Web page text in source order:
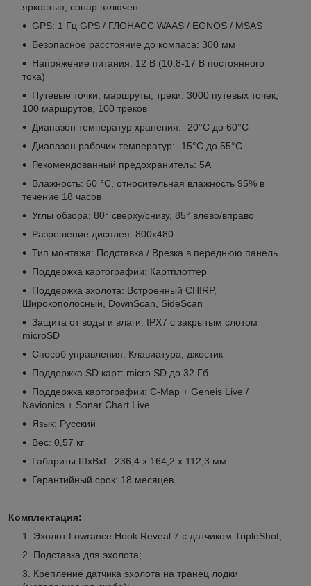
яркостью, сонар включен
GPS: 1 Гц GPS / ГЛОНАСС WAAS / EGNOS / MSAS
Безопасное расстояние до компаса: 300 мм
Напряжение питания: 12 В (10,8-17 В постоянного
тока)
Путевые точки, маршруты, треки: 3000 путевых точек,
100 маршрутов, 100 треков
Диапазон температур хранения: -20°C до 60°C
Диапазон рабочих температур: -15°C до 55°C
Рекомендованный предохранитель: 5А
Влажность: 60 °C, относительная влажность 95% в
течение 18 часов
Углы обзора: 80° сверху/снизу, 85° влево/вправо
Разрешение дисплея: 800х480
Тип монтажа: Подставка / Врезка в переднюю панель
Поддержка картографии: Картплоттер
Поддержка эхолота: Встроенный CHIRP,
Широкополосный, DownScan, SideScan
Защита от воды и влаги: IPX7 с закрытым слотом
microSD
Способ управления: Клавиатура, джостик
Поддержка SD карт: micro SD до 32 Гб
Поддержка картографии: С-Map + Geneis Live /
Navionics + Sonar Chart Live
Язык: Русский
Вес: 0,57 кг
Габариты ШхВхГ: 236,4 х 164,2 х 112,3 мм
Гарантийный срок: 18 месяцев
Комплектация:
Эхолот Lowrance Hook Reveal 7 с датчиком TripleShot;
Подставка для эхолота;
Крепление датчика эхолота на транец лодки